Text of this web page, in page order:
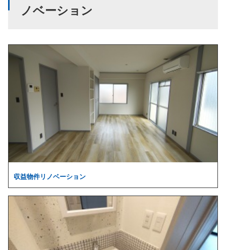
ノベーション
収益物件リノベーション